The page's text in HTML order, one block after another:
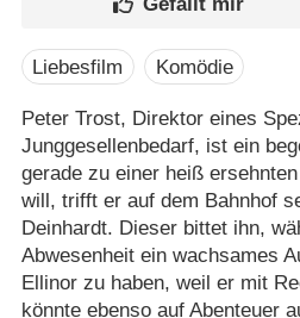
Liebesfilm Komödie
Peter Trost, Direktor eines
Junggesellenbedarf, ist ein
gerade zu einer heiß
will, trifft er auf dem Bahnhof
Deinhardt. Dieser bittet ihn,
Abwesenheit ein wachsames
Ellinor zu haben, weil er mit
könnte ebenso auf Abenteuer